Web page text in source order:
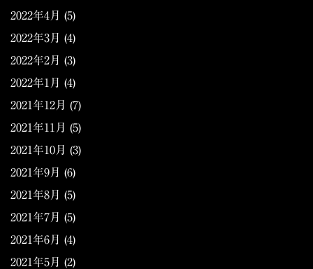
2022年4月 (5)
2022年3月 (4)
2022年2月 (3)
2022年1月 (4)
2021年12月 (7)
2021年11月 (5)
2021年10月 (3)
2021年9月 (6)
2021年8月 (5)
2021年7月 (5)
2021年6月 (4)
2021年5月 (2)